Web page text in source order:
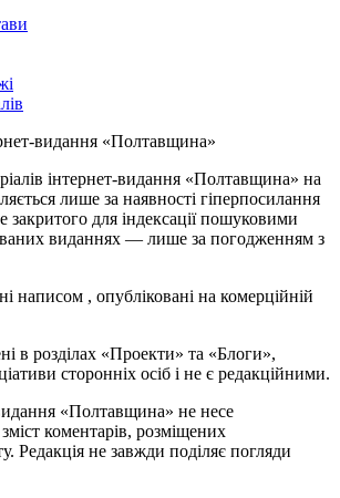
видання «Полтавщина»
інтернет-видання «Полтавщина» на
лише за наявності гіперпосилання
закритого для індексації пошуковими
виданнях — лише за погодженням з
написом , опубліковані на комерційній
в розділах «Проекти» та «Блоги»,
сторонніх осіб і не є редакційними.
«Полтавщина» не несе
зміст коментарів, розміщених
Редакція не завжди поділяє погляди